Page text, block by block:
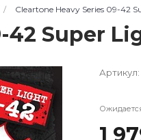
/ Cleartone Heavy Series 09-42
42 Super
Артикул:
1